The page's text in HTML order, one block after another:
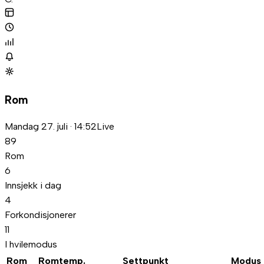
Rom
Mandag 27. juli · 14:52Live
89
Rom
6
Innsjekk i dag
4
Forkondisjonerer
11
I hvilemodus
Rom
Romtemp. Settpunkt Modus